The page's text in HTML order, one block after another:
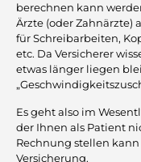
berechnen kann
Ärzte (oder Zahnärzte)
für Schreibarbeiten,
etc. Da Versicherer
etwas länger liegen
Es geht also im
der Ihnen als Patient
Rechnung stellen
Versicherung.